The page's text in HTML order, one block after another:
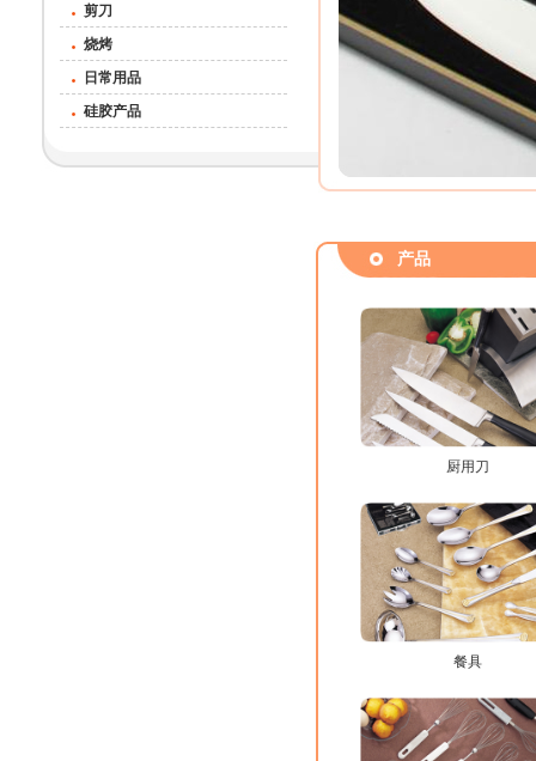
剪刀
烧烤
日常用品
硅胶产品
产品
厨用刀
餐具